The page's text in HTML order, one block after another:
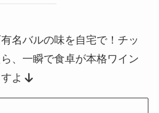
名バルの味を自宅で！チッ
、一瞬で食卓が本格ワイン
よ